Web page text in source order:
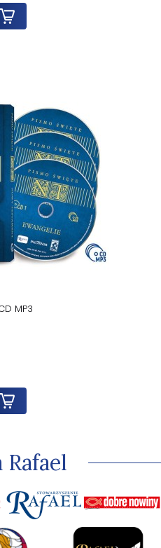
MP3
Rafael